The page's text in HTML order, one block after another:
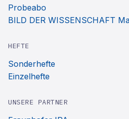
Probeabo
BILD DER WISSENSCHAFT
HEFTE
Sonderhefte
Einzelhefte
UNSERE PARTNER